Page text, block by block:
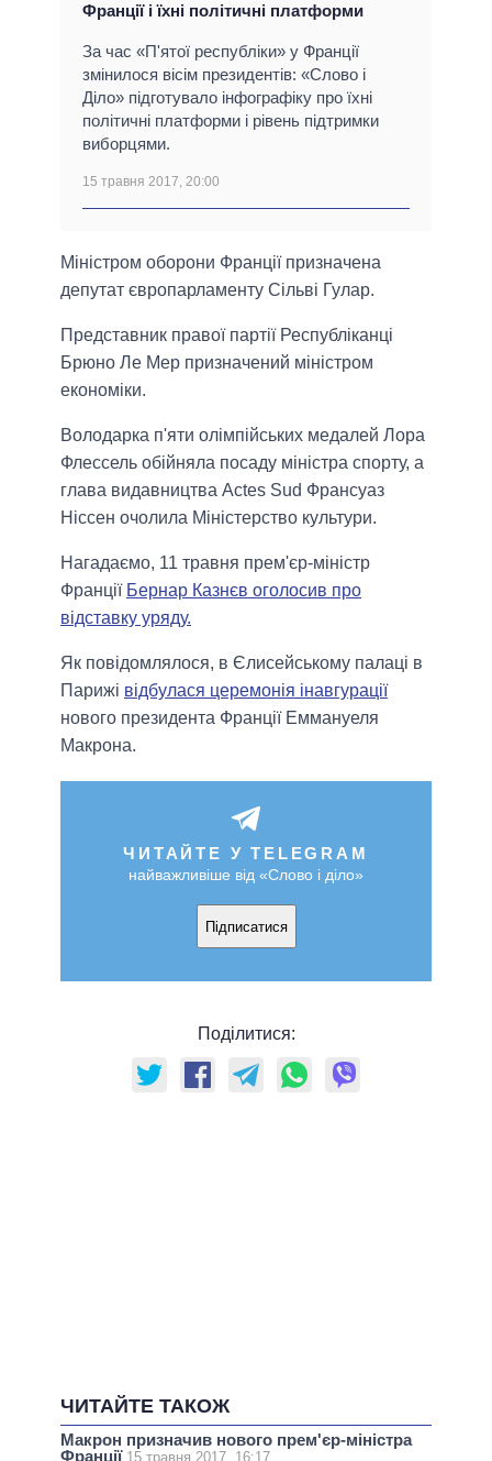
Франції і їхні політичні платформи
За час «П'ятої республіки» у Франції
змінилося вісім президентів: «Слово і
Діло» підготувало інфографіку про їхні
політичні платформи і рівень підтримки
виборцями.
15 травня 2017, 20:00
Міністром оборони Франції призначена
депутат європарламенту Сільві Гулар.
Представник правої партії Республіканці
Брюно Ле Мер призначений міністром
економіки.
Володарка п'яти олімпійських медалей Лора
Флессель обійняла посаду міністра спорту, а
глава видавництва Actes Sud Франсуаз
Ніссен очолила Міністерство культури.
Нагадаємо, 11 травня прем'єр-міністр
Франції Бернар Казнєв оголосив про
відставку уряду.
Як повідомлялося, в Єлисейському палаці в
Парижі відбулася церемонія інавгурації
нового президента Франції Еммануеля
Макрона.
ЧИТАЙТЕ У TELEGRAM
найважливіше від «Слово і діло»
Підписатися
Поділитися:
ЧИТАЙТЕ ТАКОЖ
Макрон призначив нового прем'єр-міністра
Франції 15 травня 2017, 16:17